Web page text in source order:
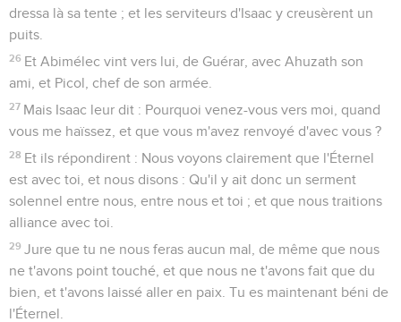
dressa là sa tente ; et les serviteurs d'Isaac y creusèrent un
puits.
26 Et Abimélec vint vers lui, de Guérar, avec Ahuzath son
ami, et Picol, chef de son armée.
27 Mais Isaac leur dit : Pourquoi venez-vous vers moi, quand
vous me haïssez, et que vous m'avez renvoyé d'avec vous ?
28 Et ils répondirent : Nous voyons clairement que l'Éternel
est avec toi, et nous disons : Qu'il y ait donc un serment
solennel entre nous, entre nous et toi ; et que nous traitions
alliance avec toi.
29 Jure que tu ne nous feras aucun mal, de même que nous
ne t'avons point touché, et que nous ne t'avons fait que du
bien, et t'avons laissé aller en paix. Tu es maintenant béni de
l'Éternel.